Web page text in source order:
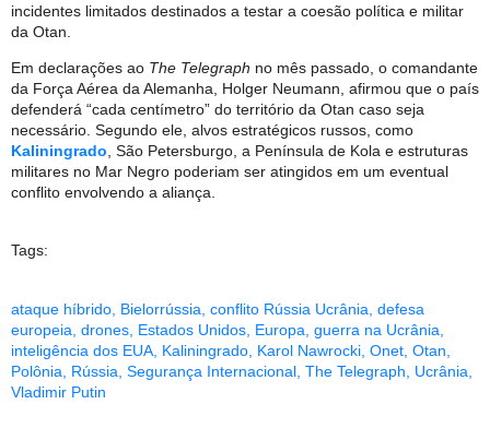
incidentes limitados destinados a testar a coesão política e militar
da Otan.
Em declarações ao The Telegraph no mês passado, o comandante
da Força Aérea da Alemanha, Holger Neumann, afirmou que o país
defenderá “cada centímetro” do território da Otan caso seja
necessário. Segundo ele, alvos estratégicos russos, como
Kaliningrado , São Petersburgo, a Península de Kola e estruturas
militares no Mar Negro poderiam ser atingidos em um eventual
conflito envolvendo a aliança.
Tags:
ataque híbrido Bielorrússia conflito Rússia Ucrânia defesa
europeia drones Estados Unidos Europa guerra na Ucrânia
inteligência dos EUA Kaliningrado Karol Nawrocki Onet Otan
Polônia
Rússia Segurança Internacional The Telegraph Ucrânia
Vladimir Putin